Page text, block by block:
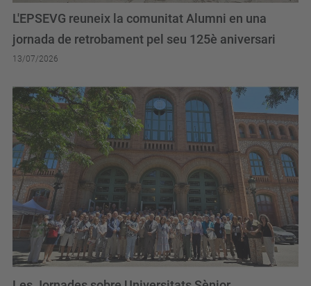
L'EPSEVG reuneix la comunitat Alumni en una
jornada de retrobament pel seu 125è aniversari
13/07/2026